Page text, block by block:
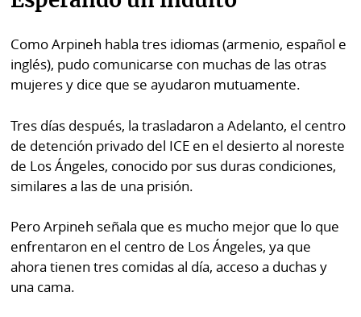
Como Arpineh habla tres idiomas (armenio, español e
inglés), pudo comunicarse con muchas de las otras
mujeres y dice que se ayudaron mutuamente.
Tres días después, la trasladaron a Adelanto, el centro
de detención privado del ICE en el desierto al noreste
de Los Ángeles, conocido por sus duras condiciones,
similares a las de una prisión.
Pero Arpineh señala que es mucho mejor que lo que
enfrentaron en el centro de Los Ángeles, ya que
ahora tienen tres comidas al día, acceso a duchas y
una cama.